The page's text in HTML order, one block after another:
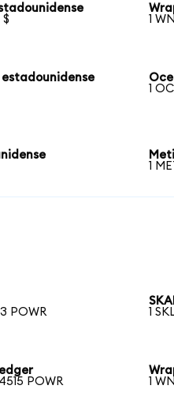
$
1
estadounidense
1
1
POWR
1
POWR
1